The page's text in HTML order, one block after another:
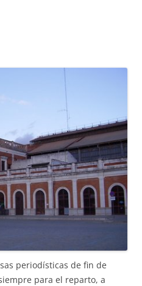
periodísticas de fin de
para el reparto, a